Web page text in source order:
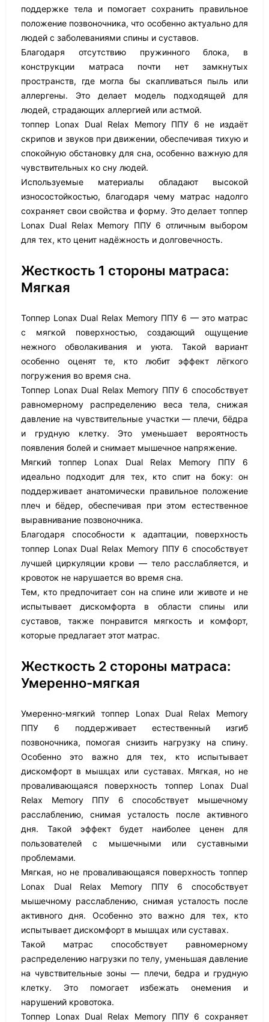
поддержке тела и помогает сохранить правильное
положение позвоночника, что особенно актуально для
людей с заболеваниями спины и суставов.
Благодаря отсутствию пружинного блока, в
конструкции матраса почти нет замкнутых
пространств, где могла бы скапливаться пыль или
аллергены. Это делает модель подходящей для
людей, страдающих аллергией или астмой.
топпер Lonax Dual Relax Memory ППУ 6 не издаёт
скрипов и звуков при движении, обеспечивая тихую и
спокойную обстановку для сна, особенно важную для
чувствительных ко сну людей.
Используемые материалы обладают высокой
износостойкостью, благодаря чему матрас надолго
сохраняет свои свойства и форму. Это делает топпер
Lonax Dual Relax Memory ППУ 6 отличным выбором
для тех, кто ценит надёжность и долговечность.
Жесткость 1 стороны матраса:
Мягкая
Топпер Lonax Dual Relax Memory ППУ 6 — это матрас
с мягкой поверхностью, создающий ощущение
нежного обволакивания и уюта. Такой вариант
особенно оценят те, кто любит эффект лёгкого
погружения во время сна.
Топпер Lonax Dual Relax Memory ППУ 6 способствует
равномерному распределению веса тела, снижая
давление на чувствительные участки — плечи, бёдра
и грудную клетку. Это уменьшает вероятность
появления болей и снимает мышечное напряжение.
Мягкий топпер Lonax Dual Relax Memory ППУ 6
идеально подходит для тех, кто спит на боку: он
поддерживает анатомически правильное положение
плеч и бёдер, обеспечивая при этом естественное
выравнивание позвоночника.
Благодаря способности к адаптации, поверхность
топпер Lonax Dual Relax Memory ППУ 6 способствует
лучшей циркуляции крови — тело расслабляется, и
кровоток не нарушается во время сна.
Тем, кто предпочитает сон на спине или животе и не
испытывает дискомфорта в области спины или
суставов, также понравится мягкость и комфорт,
которые предлагает этот матрас.
Жесткость 2 стороны матраса:
Умеренно-мягкая
Умеренно-мягкий топпер Lonax Dual Relax Memory
ППУ 6 поддерживает естественный изгиб
позвоночника, помогая снизить нагрузку на спину.
Особенно это важно для тех, кто испытывает
дискомфорт в мышцах или суставах. Мягкая, но не
проваливающаяся поверхность топпер Lonax Dual
Relax Memory ППУ 6 способствует мышечному
расслаблению, снимая усталость после активного
дня. Такой эффект будет наиболее ценен для
пользователей с мышечными или суставными
проблемами.
Мягкая, но не проваливающаяся поверхность топпер
Lonax Dual Relax Memory ППУ 6 способствует
мышечному расслаблению, снимая усталость после
активного дня. Особенно это важно для тех, кто
испытывает дискомфорт в мышцах или суставах.
Такой матрас способствует равномерному
распределению нагрузки по телу, уменьшая давление
на чувствительные зоны — плечи, бедра и грудную
клетку. Это помогает избежать онемения и
нарушений кровотока.
Топпер Lonax Dual Relax Memory ППУ 6 сохраняет